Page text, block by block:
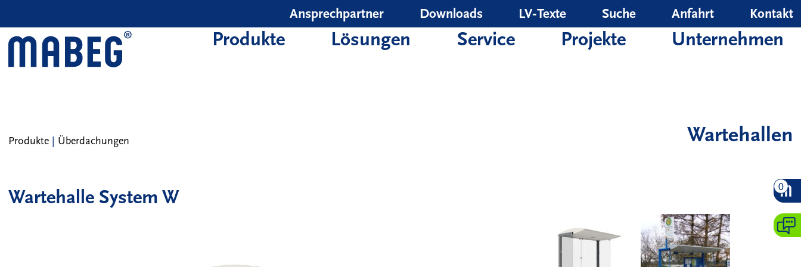
Ansprechpartner Downloads LV‑Texte Suche Anfahrt Kontakt
Produkte Lösungen Service Projekte Unternehmen
Produkte| Überdachungen Wartehallen
Wartehalle System W 0